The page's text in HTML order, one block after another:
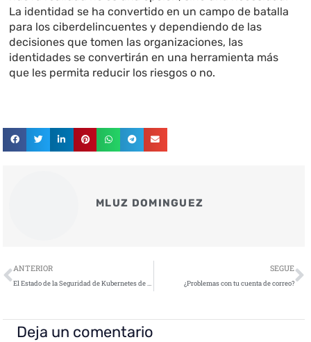
La identidad se ha convertido en un campo de batalla
para los ciberdelincuentes y dependiendo de las
decisiones que tomen las organizaciones, las
identidades se convertirán en una herramienta más
que les permita reducir los riesgos o no.
MLUZ DOMINGUEZ
Ant
ANTERIOR
El Estado de la Seguridad de Kubernetes de 2022
SEGUE
¿Problemas con tu cuenta de correo?
Deja un comentario